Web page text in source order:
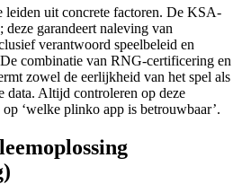
leiden uit concrete factoren. De KSA-
deze garandeert naleving van
verantwoord speelbeleid en
combinatie van RNG-certificering en
zowel de eerlijkheid van het spel als
data. Altijd controleren op deze
‘welke plinko app is betrouwbaar’.